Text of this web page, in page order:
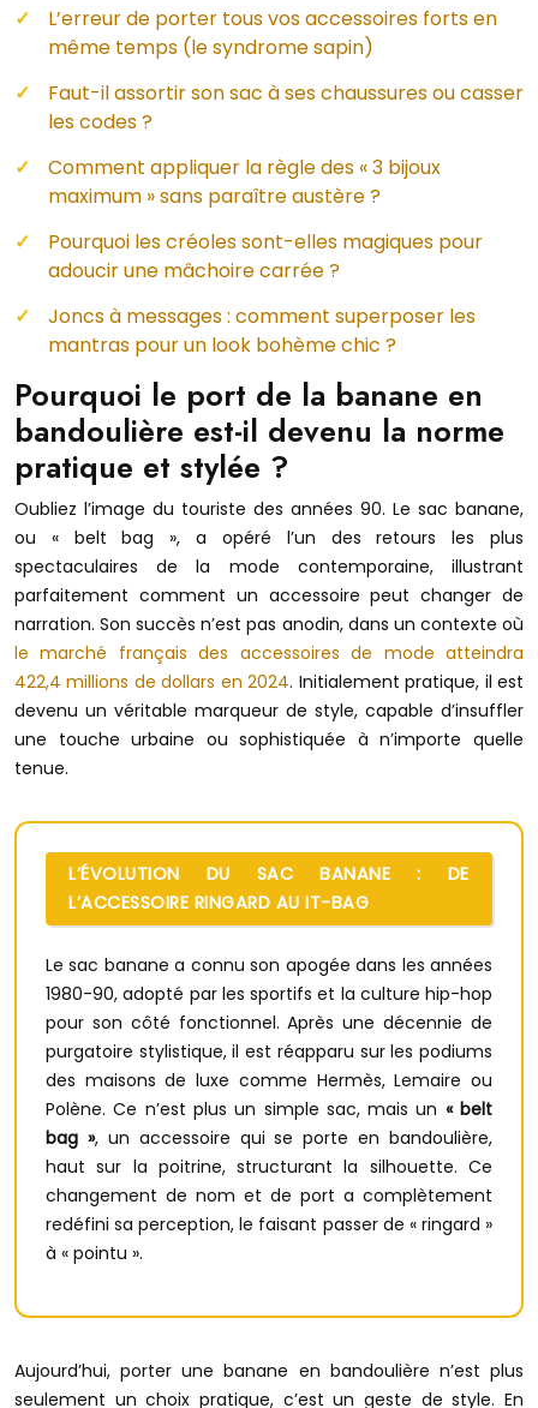
L’erreur de porter tous vos accessoires forts en
même temps (le syndrome sapin)
Faut-il assortir son sac à ses chaussures ou casser
les codes ?
Comment appliquer la règle des « 3 bijoux
maximum » sans paraître austère ?
Pourquoi les créoles sont-elles magiques pour
adoucir une mâchoire carrée ?
Joncs à messages : comment superposer les
mantras pour un look bohème chic ?
Pourquoi le port de la banane en
bandoulière est-il devenu la norme
pratique et stylée ?
Oubliez l’image du touriste des années 90. Le sac banane,
ou « belt bag », a opéré l’un des retours les plus
spectaculaires de la mode contemporaine, illustrant
parfaitement comment un accessoire peut changer de
narration. Son succès n’est pas anodin, dans un contexte où
le marché français des accessoires de mode atteindra
422,4 millions de dollars en 2024. Initialement pratique, il est
devenu un véritable marqueur de style, capable d’insuffler
une touche urbaine ou sophistiquée à n’importe quelle
tenue.
L’ÉVOLUTION DU SAC BANANE : DE
L’ACCESSOIRE RINGARD AU IT-BAG
Le sac banane a connu son apogée dans les années
1980-90, adopté par les sportifs et la culture hip-hop
pour son côté fonctionnel. Après une décennie de
purgatoire stylistique, il est réapparu sur les podiums
des maisons de luxe comme Hermès, Lemaire ou
Polène. Ce n’est plus un simple sac, mais un « belt
bag », un accessoire qui se porte en bandoulière,
haut sur la poitrine, structurant la silhouette. Ce
changement de nom et de port a complètement
redéfini sa perception, le faisant passer de « ringard »
à « pointu ».
Aujourd’hui, porter une banane en bandoulière n’est plus
seulement un choix pratique, c’est un geste de style. En